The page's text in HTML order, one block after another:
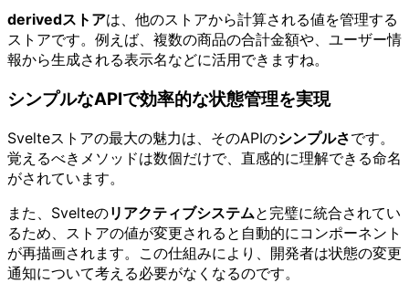
derivedストアは、他のストアから計算される値を管理する
ストアです。例えば、複数の商品の合計金額や、ユーザー情
報から生成される表示名などに活用できますね。
シンプルなAPIで効率的な状態管理を実現
Svelteストアの最大の魅力は、そのAPIのシンプルさです。
覚えるべきメソッドは数個だけで、直感的に理解できる命名
がされています。
また、Svelteのリアクティブシステムと完璧に統合されてい
るため、ストアの値が変更されると自動的にコンポーネント
が再描画されます。この仕組みにより、開発者は状態の変更
通知について考える必要がなくなるのです。